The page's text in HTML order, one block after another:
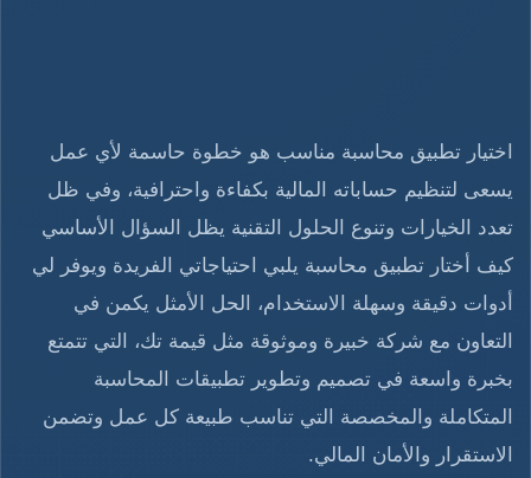
اختيار تطبيق محاسبة مناسب هو خطوة حاسمة لأي عمل
يسعى لتنظيم حساباته المالية بكفاءة واحترافية، وفي ظل
تعدد الخيارات وتنوع الحلول التقنية يظل السؤال الأساسي
كيف أختار تطبيق محاسبة يلبي احتياجاتي الفريدة ويوفر لي
أدوات دقيقة وسهلة الاستخدام، الحل الأمثل يكمن في
التعاون مع شركة خبيرة وموثوقة مثل قيمة تك، التي تتمتع
بخبرة واسعة في تصميم وتطوير تطبيقات المحاسبة
المتكاملة والمخصصة التي تناسب طبيعة كل عمل وتضمن
الاستقرار والأمان المالي.